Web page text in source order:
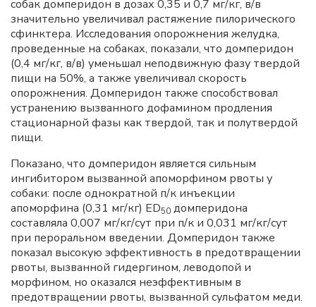
собак домперидон в дозах 0,35 и 0,7 мг/кг, в/в
значительно увеличивал растяжение пилорического
сфинктера. Исследования опорожнения желудка,
проведенные на собаках, показали, что домперидон
(0,4 мг/кг, в/в) уменьшал неподвижную фазу твердой
пищи на 50%, а также увеличивал скорость
опорожнения. Домперидон также способствовал
устранению вызванного дофамином продления
стационарной фазы как твердой, так и полутвердой
пищи.
Показано, что домперидон является сильным
ингибитором вызванной апоморфином рвоты у
собаки: после однократной п/к инъекции
апоморфина (0,31 мг/кг) ED50 домперидона
составляла 0,007 мг/кг/сут при п/к и 0,031 мг/кг/сут
при пероральном введении. Домперидон также
показал высокую эффективность в предотвращении
рвоты, вызванной гидергином, леводопой и
морфином, но оказался неэффективным в
предотвращении рвоты, вызванной сульфатом меди.